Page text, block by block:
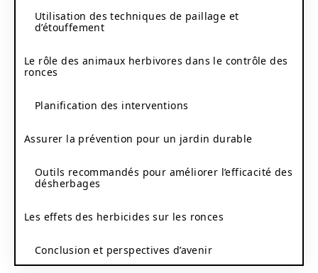
Utilisation des techniques de paillage et
d’étouffement
Le rôle des animaux herbivores dans le contrôle des
ronces
Planification des interventions
Assurer la prévention pour un jardin durable
Outils recommandés pour améliorer l’efficacité des
désherbages
Les effets des herbicides sur les ronces
Conclusion et perspectives d’avenir